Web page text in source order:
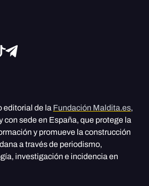
editorial de la Fundación Maldita.es,
con sede en España, que protege la
y promueve la construcción
a través de periodismo,
investigación e incidencia en